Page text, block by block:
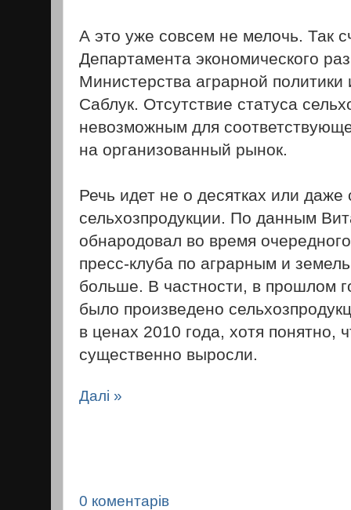
А это уже совсем не мелочь. Так
Департамента экономического
Министерства аграрной
Саблук. Отсутствие статуса
невозможным для
на организованный рынок.
Речь идет не о десятках или даже
сельхозпродукции. По данным
обнародовал во время
пресс-клуба по аграрным и
больше. В частности, в прошлом
было произведено
в ценах 2010 года, хотя понятно,
существенно выросли.
Далі »
0 коментарів